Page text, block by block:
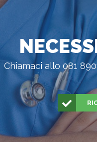
Chiamaci allo 081